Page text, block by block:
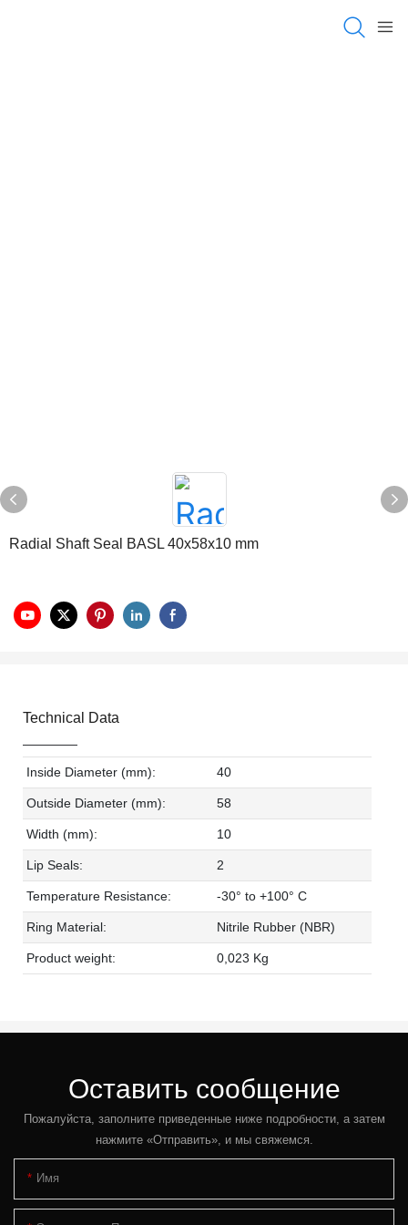
Radial Shaft Seal BASL 40x58x10 mm
Technical Data
Inside Diameter (mm): 40
Outside Diameter (mm): 58
Width (mm): 10
Lip Seals: 2
Temperature Resistance: -30° to +100° C
Ring Material: Nitrile Rubber (NBR)
Product weight: 0,023 Kg
Оставить сообщение
Пожалуйста, заполните приведенные ниже подробности, а затем
нажмите «Отправить», и мы свяжемся.
Имя